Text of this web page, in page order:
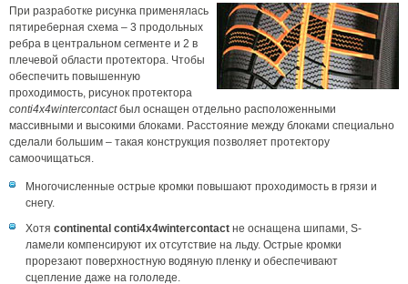
При разработке рисунка применялась
пятиреберная схема – 3 продольных
ребра в центральном сегменте и 2 в
плечевой области протектора. Чтобы
обеспечить повышенную
проходимость, рисунок протектора
conti4x4wintercontactбыл оснащен отдельно расположенными
массивными и высокими блоками. Расстояние между блоками специально
сделали большим – такая конструкция позволяет протектору
самоочищаться.
Многочисленные острые кромки повышают проходимость в грязи и
снегу.
Хотя continental conti4x4wintercontact не оснащена шипами, S-
ламели компенсируют их отсутствие на льду. Острые кромки
прорезают поверхностную водяную пленку и обеспечивают
сцепление даже на гололеде.